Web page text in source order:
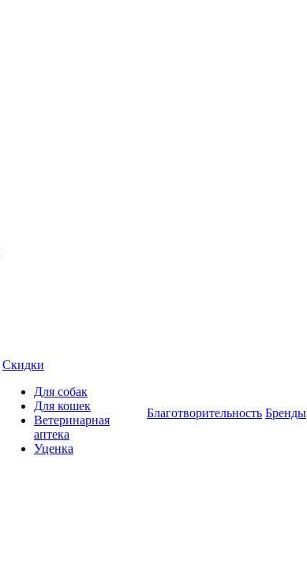
Скидки
Для собак
Для кошек
Ветеринарная
аптека
Уценка
Благотворительность Бренды